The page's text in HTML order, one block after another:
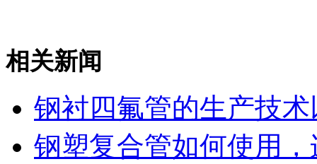
相关新闻
钢衬四氟管的生产技
钢塑复合管如何使用